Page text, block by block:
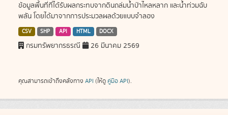
ข้อมูลพื้นที่ที่ได้รับผลกระทบจากดินถล่มน้ำป่าไหลหลาก และน้ำท่วมฉับ
พลัน โดยได้มาจากการประมวลผลด้วยแบบจำลอง
CSV SHP API HTML DOCX
กรมทรัพยากรธรณี 26 มีนาคม 2569
คุณสามารถเข้าถึงคลังทาง API (ให้ดู คู่มือ API).